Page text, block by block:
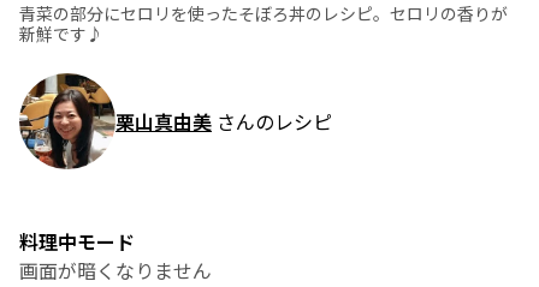
青菜の部分にセロリを使ったそぼろ丼のレシピ。セロリの香りが
新鮮です♪
栗山真由美 さんのレシピ
料理中モード
画面が暗くなりません